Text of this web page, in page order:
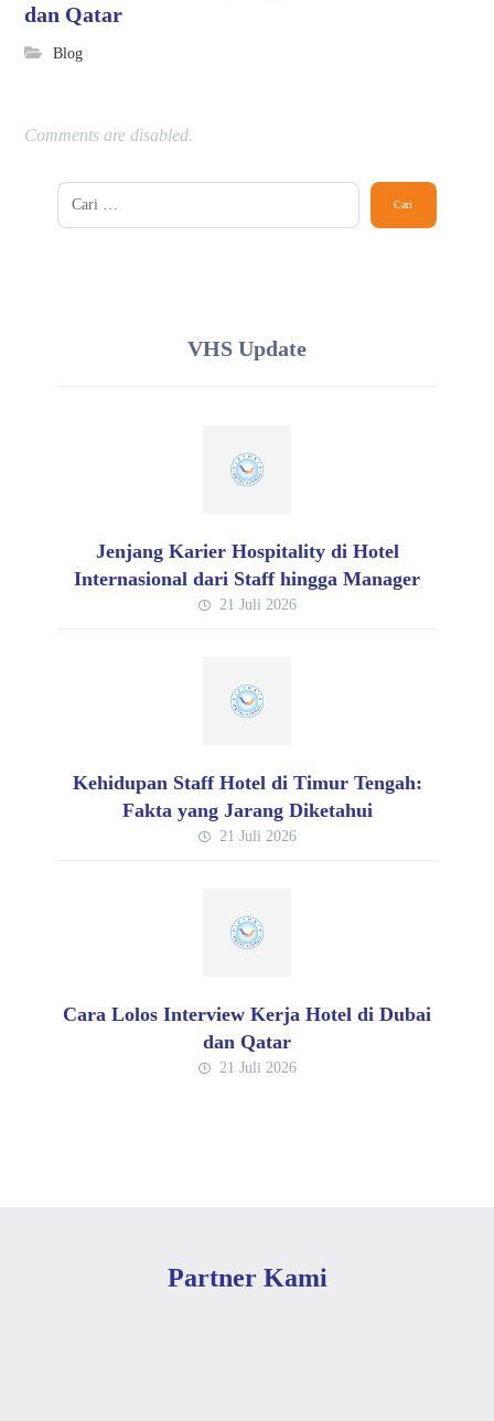
dan Qatar
Blog
Comments are disabled.
VHS Update
Jenjang Karier Hospitality di Hotel
Internasional dari Staff hingga Manager
21 Juli 2026
Kehidupan Staff Hotel di Timur Tengah:
Fakta yang Jarang Diketahui
21 Juli 2026
Cara Lolos Interview Kerja Hotel di Dubai
dan Qatar
21 Juli 2026
Partner Kami